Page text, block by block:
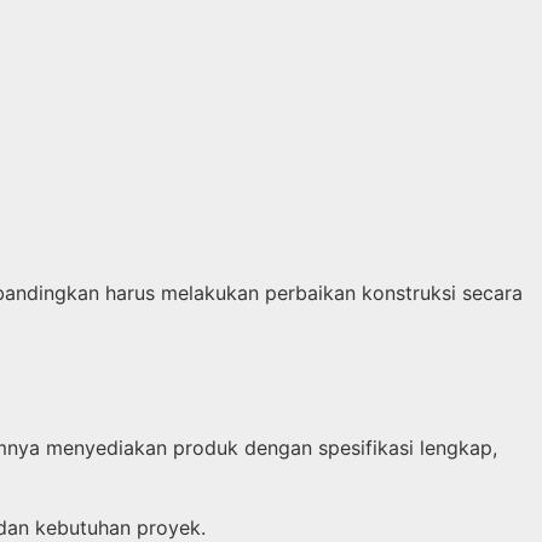
harus melakukan perbaikan konstruksi secara
menyediakan produk dengan spesifikasi lengkap,
kebutuhan proyek.